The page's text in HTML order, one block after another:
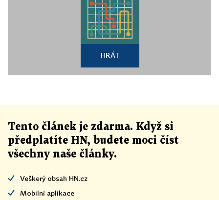
HRÁT
Tento článek je zdarma. Když si
předplatíte HN, budete moci číst
všechny naše články.
Veškerý obsah HN.cz
Mobilní aplikace